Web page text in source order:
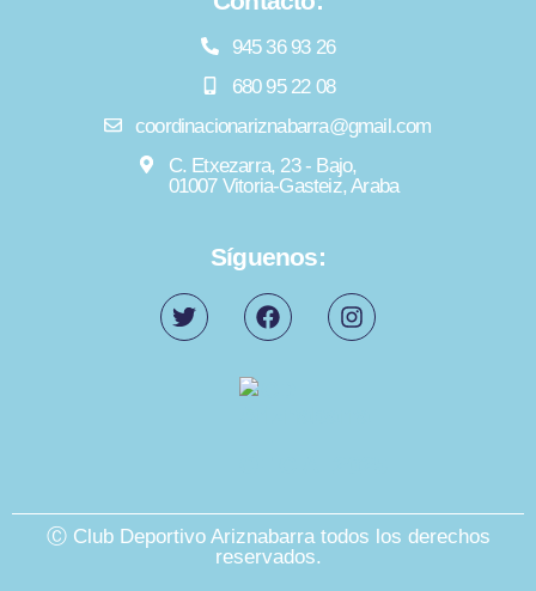
945 36 93 26
680 95 22 08
coordinacionariznabarra@gmail.com
C. Etxezarra, 23 - Bajo,
01007 Vitoria-Gasteiz, Araba
Síguenos:
Ⓒ Club Deportivo Ariznabarra todos los derechos
reservados.